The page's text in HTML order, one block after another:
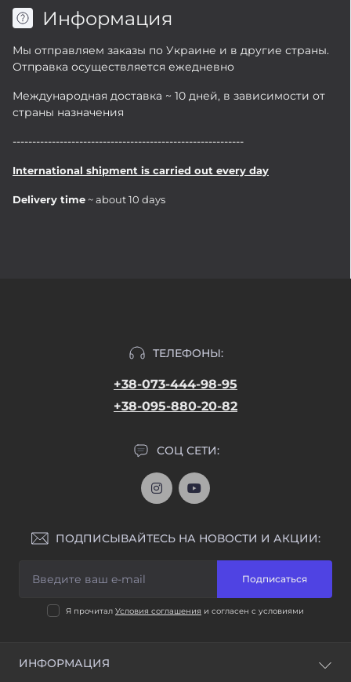
Информация
Мы отправляем заказы по Украине и в другие страны.
Отправка осуществляется ежедневно
Международная доставка ~ 10 дней, в зависимости от
страны назначения
-----------------------------------------------------------
International shipment is carried out every day
Delivery time ~ about 10 days
ТЕЛЕФОНЫ:
+38-073-444-98-95
+38-095-880-20-82
СОЦ СЕТИ:
ПОДПИСЫВАЙТЕСЬ НА НОВОСТИ И АКЦИИ:
Подписаться
Я прочитал Условия соглашения и согласен с условиями
ИНФОРМАЦИЯ